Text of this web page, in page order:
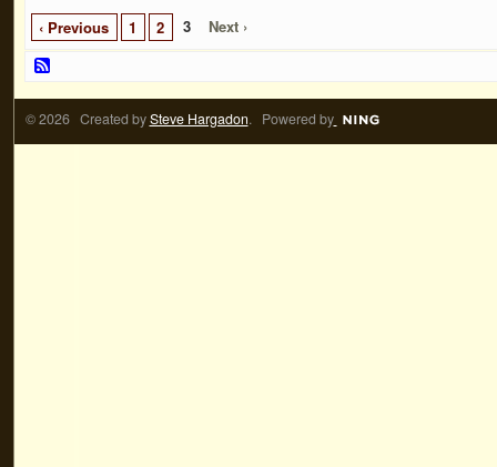
‹ Previous
1 2 3 Next ›
© 2026 Created bySteve Hargadon. Powered by